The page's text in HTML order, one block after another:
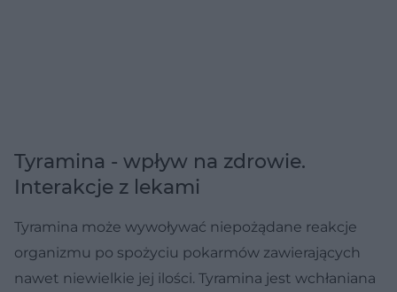
Tyramina - wpływ na zdrowie.
Interakcje z lekami
Tyramina może wywoływać niepożądane reakcje
organizmu po spożyciu pokarmów zawierających
nawet niewielkie jej ilości. Tyramina jest wchłaniana